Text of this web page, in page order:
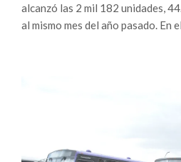
alcanzó las 2 mil 182 unidades,
al mismo mes del año pasado. En